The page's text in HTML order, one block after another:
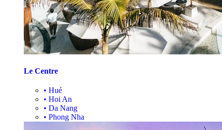
Le Centre
• Hué
• Hoi An
• Da Nang
• Phong Nha